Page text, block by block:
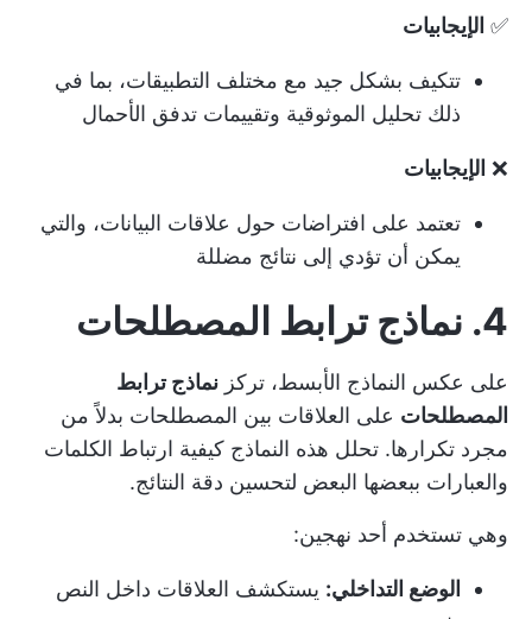
✅ الإيجابيات
تتكيف بشكل جيد مع مختلف التطبيقات، بما في
ذلك تحليل الموثوقية وتقييمات تدفق الأحمال
❌ الإيجابيات
تعتمد على افتراضات حول علاقات البيانات، والتي
يمكن أن تؤدي إلى نتائج مضللة
4. نماذج ترابط المصطلحات
على عكس النماذج الأبسط، تركز نماذج ترابط
المصطلحات على العلاقات بين المصطلحات بدلاً من
مجرد تكرارها. تحلل هذه النماذج كيفية ارتباط الكلمات
والعبارات ببعضها البعض لتحسين دقة النتائج.
وهي تستخدم أحد نهجين:
الوضع التداخلي: يستكشف العلاقات داخل النص